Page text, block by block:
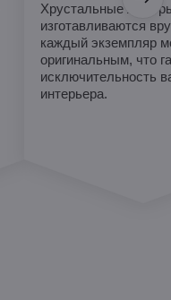
Хрустальные
изготавливаются
каждый экземпляр
оригинальным, что
исключительность
интерьера.